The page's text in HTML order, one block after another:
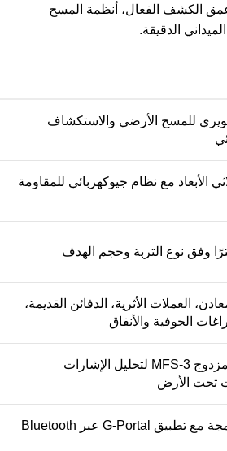
الكشف الفعال، أنظمة المسح
الدقيقة.
للمسح الأرضي والاستكشاف
الأبعاد مع نظام جيوكهربائي للمقاومة
العملات الأثرية، الدفائن القديمة،
الجوفية والأنفاق
مستشعر مزدوج MFS-3 لتحليل الإشارات
تحت الأرض
شاشة مدمجة مع تطبيق G-Portal عبر Bluetooth